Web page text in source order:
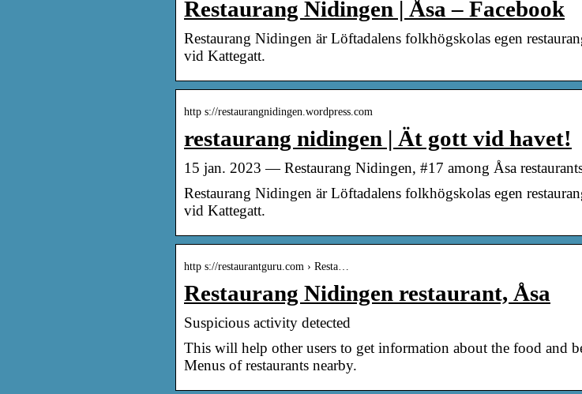
Restaurang Nidingen | Åsa – Facebook
Restaurang Nidingen är Löftadalens folkhögskolas egen
vid Kattegatt.
http s://restaurangnidingen.wordpress.com
restaurang nidingen | Ät gott vid havet!
15 jan. 2023 — Restaurang Nidingen, #17 among Åsa
Restaurang Nidingen är Löftadalens folkhögskolas egen
vid Kattegatt.
http s://restaurantguru.com › Resta…
Restaurang Nidingen restaurant, Åsa
Suspicious activity detected
This will help other users to get information about the food and
Menus of restaurants nearby.